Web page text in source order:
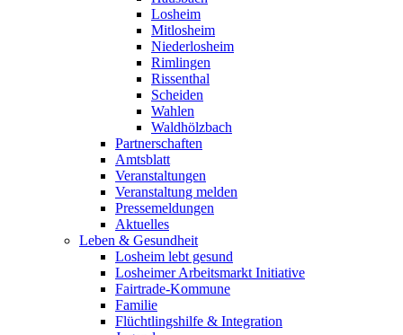
Losheim
Mitlosheim
Niederlosheim
Rimlingen
Rissenthal
Scheiden
Wahlen
Waldhölzbach
Partnerschaften
Amtsblatt
Veranstaltungen
Veranstaltung melden
Pressemeldungen
Aktuelles
Leben & Gesundheit
Losheim lebt gesund
Losheimer Arbeitsmarkt Initiative
Fairtrade-Kommune
Familie
Flüchtlingshilfe & Integration